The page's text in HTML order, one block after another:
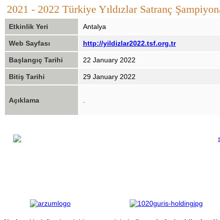
2021 - 2022 Türkiye Yıldızlar Satranç
Etkinlik Yeri Antalya
Web Sayfası http://yildizlar2022.tsf.org.tr
Başlangıç Tarihi 22 January 2022
Bitiş Tarihi 29 January 2022
Açıklama